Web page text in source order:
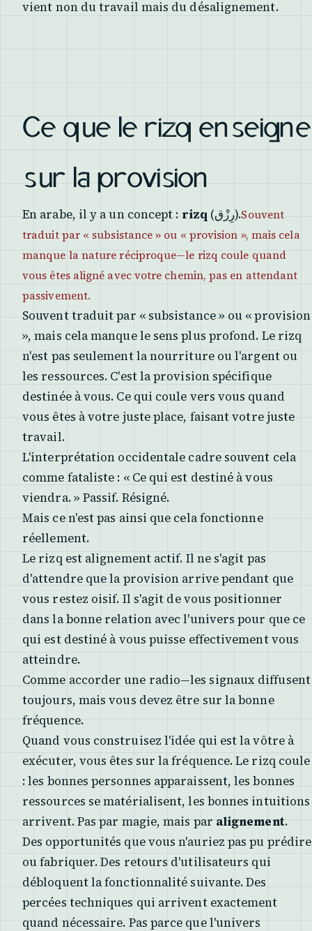
vient non du travail mais du désalignement.
Ce que le rizq enseigne
sur la provision
En arabe, il y a un concept : rizq (رِزْق).Souvent
traduit par « subsistance » ou « provision », mais cela
manque la nature réciproque—le rizq coule quand
vous êtes aligné avec votre chemin, pas en attendant
passivement.
Souvent traduit par « subsistance » ou « provision
», mais cela manque le sens plus profond. Le rizq
n'est pas seulement la nourriture ou l'argent ou
les ressources. C'est la provision spécifique
destinée à vous. Ce qui coule vers vous quand
vous êtes à votre juste place, faisant votre juste
travail.
L'interprétation occidentale cadre souvent cela
comme fataliste : « Ce qui est destiné à vous
viendra. » Passif. Résigné.
Mais ce n'est pas ainsi que cela fonctionne
réellement.
Le rizq est alignement actif. Il ne s'agit pas
d'attendre que la provision arrive pendant que
vous restez oisif. Il s'agit de vous positionner
dans la bonne relation avec l'univers pour que ce
qui est destiné à vous puisse effectivement vous
atteindre.
Comme accorder une radio—les signaux diffusent
toujours, mais vous devez être sur la bonne
fréquence.
Quand vous construisez l'idée qui est la vôtre à
exécuter, vous êtes sur la fréquence. Le rizq coule
: les bonnes personnes apparaissent, les bonnes
ressources se matérialisent, les bonnes intuitions
arrivent. Pas par magie, mais par alignement.
Des opportunités que vous n'auriez pas pu prédire
ou fabriquer. Des retours d'utilisateurs qui
débloquent la fonctionnalité suivante. Des
percées techniques qui arrivent exactement
quand nécessaire. Pas parce que l'univers